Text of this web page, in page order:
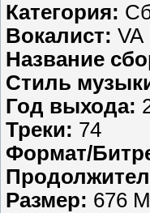
Категория:
Вокалист: VA
Название
Стиль
Год выхода:
Треки: 74
Формат/
Размер: 676